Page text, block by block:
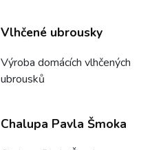
Vlhčené ubrousky
Výroba domácích vlhčených
ubrousků
Chalupa Pavla Šmoka